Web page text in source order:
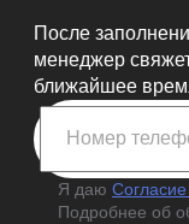
После
менеджер
ближайшее
Я даю
Подробнее об